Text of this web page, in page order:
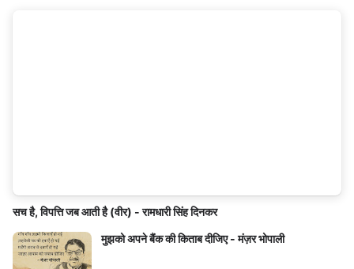
सच है, विपत्ति जब आती है (वीर) - रामधारी सिंह दिनकर
मुझको अपने बैंक की किताब दीजिए - मंज़र भोपाली